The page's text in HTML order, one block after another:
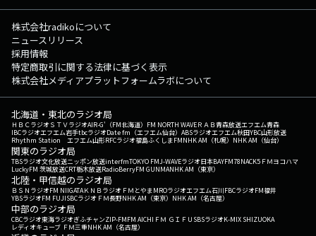
株式会社radikoについて
ニュースリリース
採用情報
特定商取引に関する法律に基づく表示
株式会社メディアプラットフォームラボについて
北海道・東北のラジオ局
ＨＢＣラジオＳＴＶラジオAIR-G'（FM北海道） FM NORTH WAVEＲＡＢ青森放送エフエム青森
IBCラジオエフエム岩手tbcラジオDate fm（エフエム仙台） ABSラジオエフエム秋田YBC山形放送
Rhythm Station エフエム山形RFCラジオ福島ふくしまFMNHK AM（札幌） NHK AM（仙台）
関東のラジオ局
TBSラジオ文化放送ニッポン放送interfmTOKYO FMJ-WAVEラジオ日本BAYFM78NACK5 ＦＭヨコハマ
LuckyFM 茨城放送CRT栃木放送RadioBerryFM GUNMANHK AM（東京）
北陸・甲信越のラジオ局
ＢＳＮラジオFM NIIGATAＫＮＢラジオ ＦＭとやまMROラジオエフエム石川FBCラジオFM福井
YBSラジオFM FUJISBCラジオ ＦＭ長野NHK AM（東京） NHK AM（名古屋）
中部のラジオ局
CBCラジオ東海ラジオぎふチャンZIP-FMFM AICHI ＦＭ ＧＩＦＵ SBSラジオK-MIX SHIZUOKA
レディオキューブ ＦＭ三重NHK AM（名古屋）